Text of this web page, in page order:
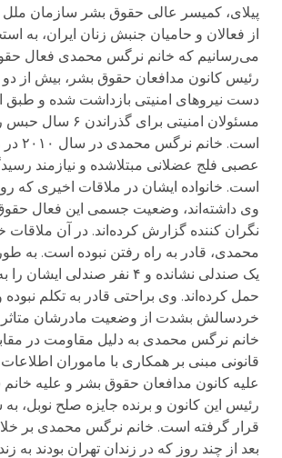
از فعالان و حامیان جنبش زنان ایران، به
می‌رسانیم که خانم نرگس محمدی فعال
رئیس کانون مدافعان حقوق بشر، بیش از
دست نیروهای امنیتی بازداشت شده و طبق
مسئولان امنیتی برای
است.
عصبی فلج عضلانی مبتلاشده و نیازمند
وی داشته‌اند، وضعیت جسمی این فعال حقوق
نگران کننده گزارش کرده‌اند. در آن
محمدی، قادر به راه رفتن نبوده است. به
یک صندلی نشانده و ۴ نفر صندلی
حمل کرده‌اند. وی براحتی قادر به تکلم نبوده
خردسالش بشدت از وضعیت مادرشان متاثر
خانم نرگس محمدی به دلیل مقاومت در
قانونی مبنی بر همکاری با ماموران
علیه کانون مدافعان حقوق بشر و علیه
رئیس این کانون و برنده جایزه صلح نوبل،
قرار گرفته است. خانم نرگس محمدی بر
بعد از چند روز که در زندان تهران بودند به